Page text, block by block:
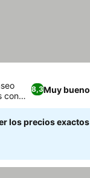
8,3Muy bueno
con
los precios exactos